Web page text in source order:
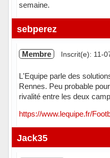
semaine.
Hors ligne
sebperez
Membre Inscrit(e): 11-
L'Equipe parle des
Rennes. Peu probable
rivalité entre les deux
https://www.lequipe.fr/
Hors ligne
Jack35